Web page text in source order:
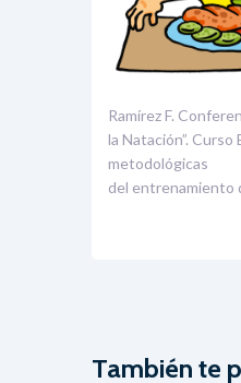
Ramírez F.
la Natación”. Curso
metodológicas
del entrenamiento
También te